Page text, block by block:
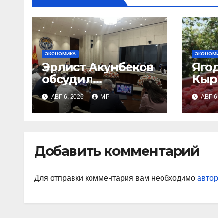
ЭКОНОМИКА
Эрлист Акунбеков
обсудил
ситуациюна рынке
ГСМ с топливными
компаниями
АВГ 6, 2026 MP АВГ
Добавить комментарий
Для отправки комментария вам необходимо